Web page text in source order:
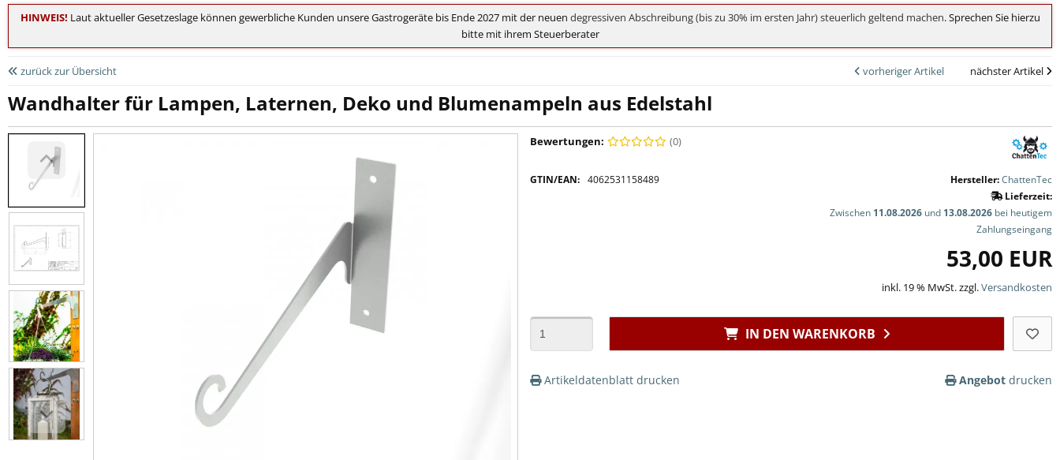
HINWEIS! Laut aktueller Gesetzeslage können gewerbliche Kunden unsere Gastrogeräte bis Ende 2027 mit der neuen degressiven Abschreibung (bis zu 30% im ersten Jahr) steuerlich geltend machen. Sprechen Sie hierzu
bitte mit ihrem Steuerberater
zurück zur Übersicht vorheriger Artikel nächster Artikel
Wandhalter für Lampen, Laternen, Deko und Blumenampeln aus Edelstahl
Bewertungen: (0)
GTIN/EAN: 4062531158489 Hersteller:ChattenTec
Lieferzeit:
Zwischen 11.08.2026 und 13.08.2026 bei heutigem
Zahlungseingang
53,00 EUR
inkl. 19 % MwSt. zzgl.Versandkosten
IN DEN WARENKORB
Artikeldatenblatt drucken Angebot drucken